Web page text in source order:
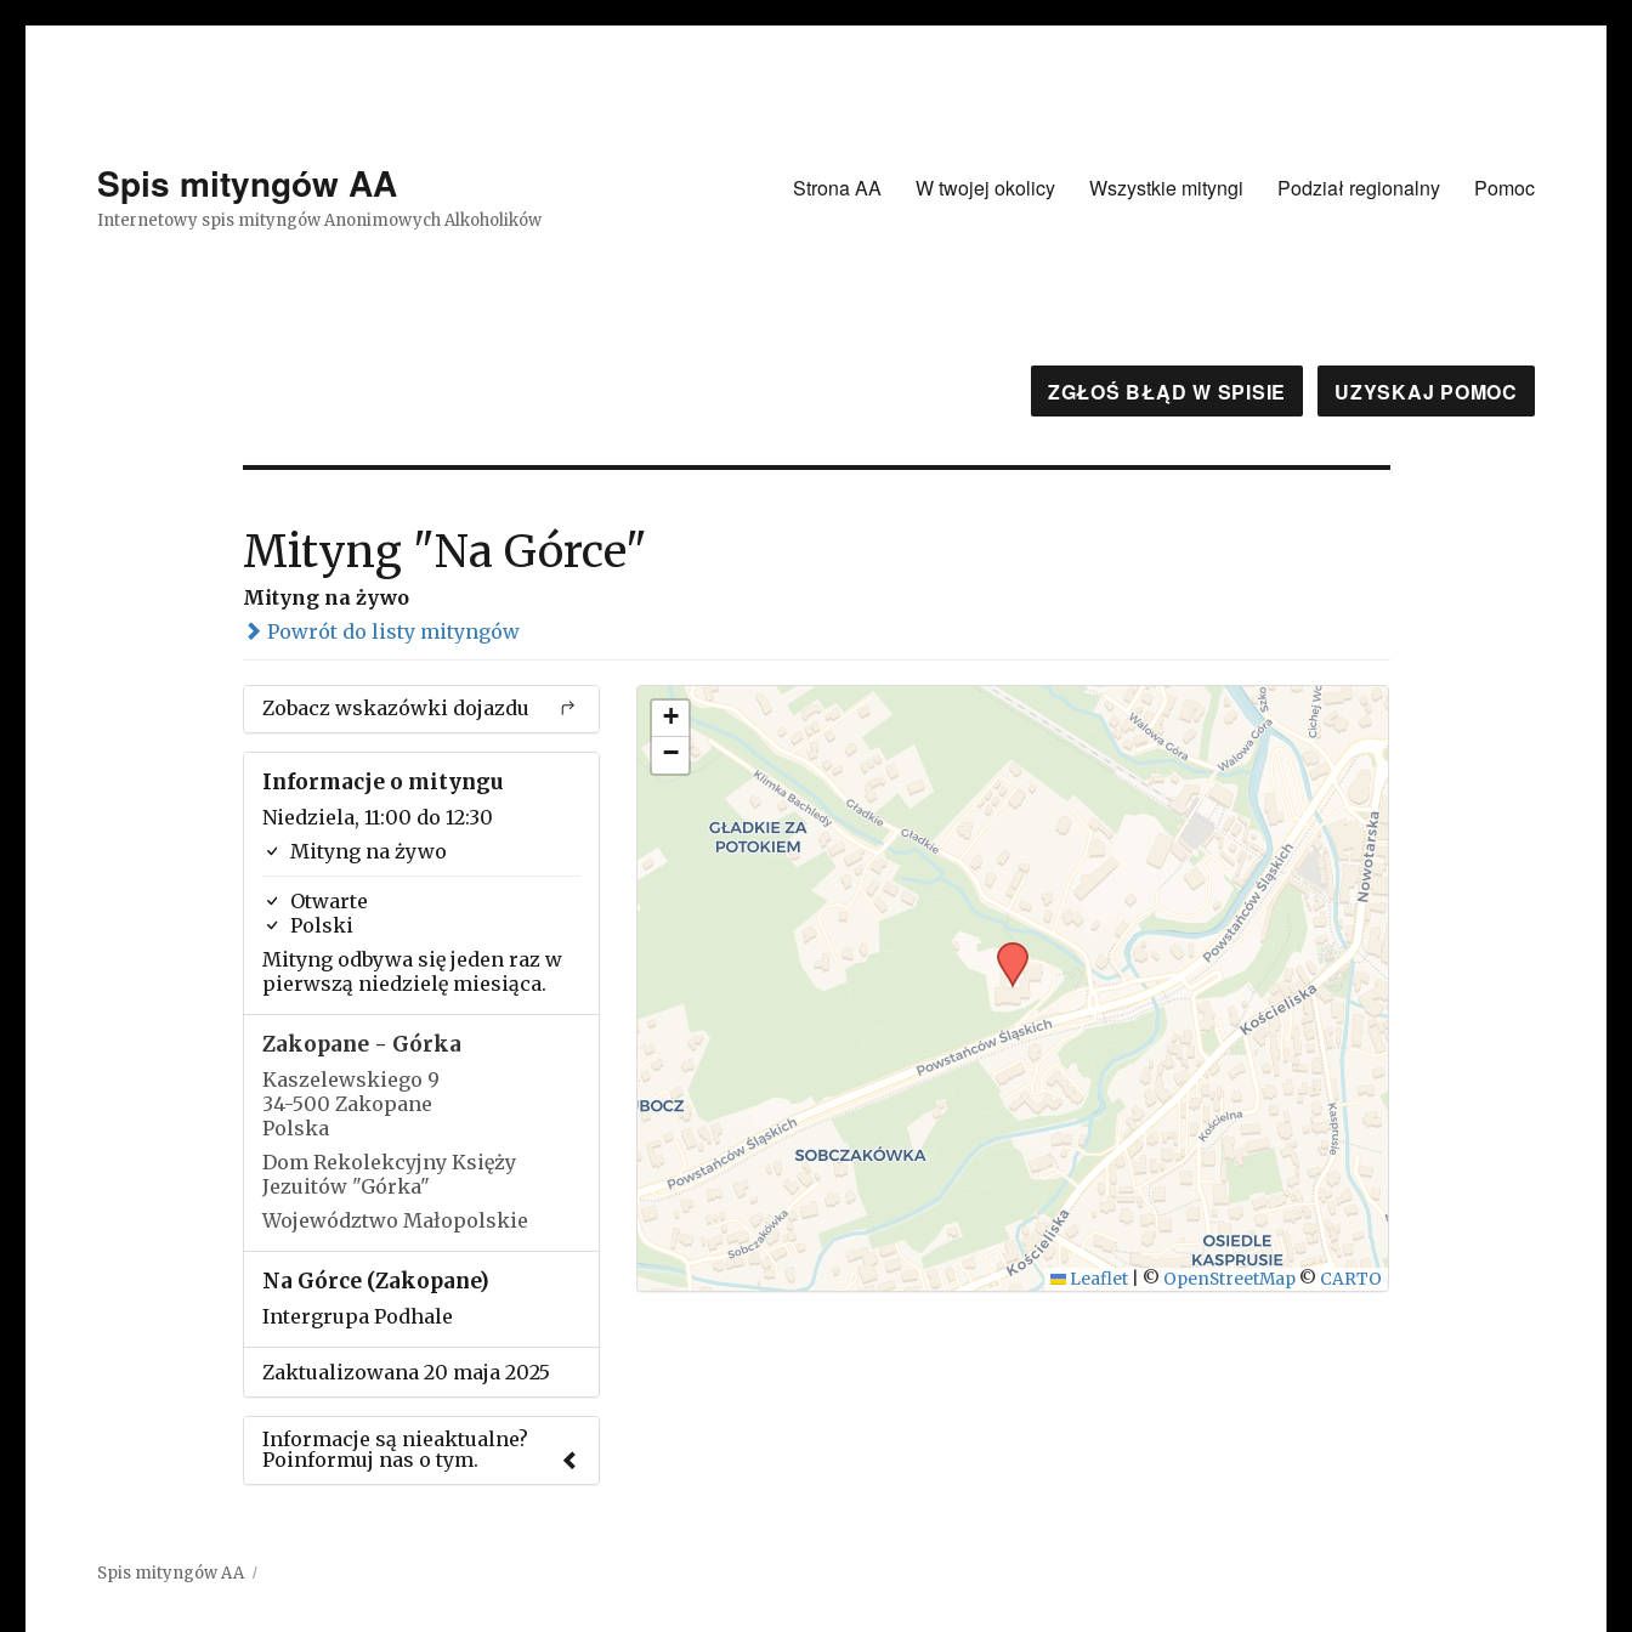
Spis mityngów AA
Internetowy spis mityngów Anonimowych Alkoholików
Strona AA W twojej okolicy Wszystkie mityngi Podział regionalny Pomoc
ZGŁOŚ BŁĄD W SPISIE UZYSKAJ POMOC
Mityng "Na Górce"
Mityng na żywo
Powrót do listy mityngów
Zobacz wskazówki dojazdu
Informacje o mityngu
Niedziela, 11:00 do 12:30
Mityng na żywo
Otwarte
Polski
Mityng odbywa się jeden raz w
pierwszą niedzielę miesiąca.
Zakopane - Górka
Kaszelewskiego 9
34-500 Zakopane
Polska
Dom Rekolekcyjny Księży
Jezuitów "Górka"
Województwo Małopolskie
Na Górce (Zakopane)
Intergrupa Podhale
Zaktualizowana 20 maja 2025
Informacje są nieaktualne?
Poinformuj nas o tym.
+
−
Leaflet © OpenStreetMap © CARTO
Spis mityngów AA